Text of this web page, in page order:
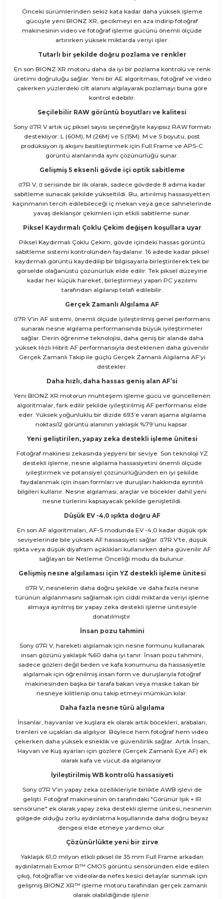
Önceki sürümlerinden sekiz kata kadar daha yüksek işleme
gücüyle yeni BIONZ XR, gecikmeyi en aza indirip fotoğraf
makinesinin video ve fotoğraf işleme gücünü önemli ölçüde
artırırken yüksek miktarda veriyi işler.
Tutarlı bir şekilde doğru pozlama ve renkler
En son BIONZ XR motoru daha da iyi bir pozlama kontrolü ve renk
üretimi doğruluğu sağlar. Yeni bir AE algoritması, fotoğraf ve video
çakerken yüzlerdeki cilt alanını algılayarak pozlamayı buna göre
kontrol edebilir.
Seçilebilir RAW görüntü boyutları ve kalitesi
Sony α7R V artık üç piksel sayısı seçeneğiyle kayıpsız RAW formatı
destekliyor: L (60M), M (26M) ve S (15M). M ve S boyutu, post
prodüksiyon iş akışını basitleştirmek için Full Frame ve APS-C
görüntü alanlarında aynı çözünürlüğü sunar.
Gelişmiş 5 eksenli gövde içi optik sabitleme
α7R V, α serisinde bir ilk olarak, sadece gövdede 8 adıma kadar
sabitleme sunacak şekilde yükseltildi. Bu, artırılmış hassasiyetten
kaçınmanın tercih edilebileceği iç mekan veya gece sahnelerinde
yavaş deklanşör çekimleri için etkili sabitleme sunar.
Piksel Kaydırmalı Çoklu Çekim değişen koşullara uyar
Piksel Kaydırmalı Çoklu Çekim, gövde içindeki hassas görüntü
sabitleme sistemi kontrolünden faydalanır. 16 adede kadar piksel
kaydırmalı görüntü kaydedilip bir bilgisayarla birleştirilerek tek bir
görselde olağanüstü çözünürlük elde edilir. Tek piksel düzeyine
kadar her küçük hareket, birleştirmeyi yapan PC yazılımı
tarafından algılanıp telafi edilebilir.
Gerçek Zamanlı Algılama AF
α7R V’in AF sistemi, önemli ölçüde iyileştirilmiş genel performans
sunarak nesne algılama performansında büyük iyileştirmeler
sağlar. Derin öğrenme teknolojisi, daha geniş bir alanda daha
yüksek Hızlı Hibrit AF performansıyla desteklenen daha güvenilir
Gerçek Zamanlı Takip ile güçlü Gerçek Zamanlı Algılama AF’yi
destekler.
Daha hızlı, daha hassas geniş alan AF’si
Yeni BIONZ XR motorun muhteşem işleme gücü ve güncellenen
algoritmalar, fark edilir şekilde iyileştirilmiş AF performansı elde
eder. Yüksek yoğunluklu bir dizide 693’e varan aşama algılama
noktası12 görüntü alanının yaklaşık %79’unu kapsar.
Yeni geliştirilen, yapay zeka destekli işleme ünitesi
Fotoğraf makinesi zekasında yepyeni bir seviye Son teknoloji YZ
destekli işleme, nesne algılama hassasiyetini önemli ölçüde
iyileştirmek ve potansiyel çözünürlüğünden en iyi şekilde
faydalanmak için insan formları ve duruşları hakkında ayrıntılı
bilgileri kullanır. Nesne algılaması; araçlar ve böcekler dahil yeni
nesne türlerini kapsayacak şekilde genişletildi.
Düşük EV -4,0 ışıkta doğru AF
En son AF algoritmaları, AF-S modunda EV -4,0 kadar düşük ışık
seviyelerinde bile yüksek AF hassasiyeti sağlar. α7R V’te, düşük
ışıkta veya düşük diyafram açıklıkları kullanırken daha güvenilir AF
sağlayan bir Netleme Önceliği modu da bulunur.
Gelişmiş nesne algılaması için YZ destekli işleme ünitesi
α7R V, nesnelerin daha doğru şekilde ve daha fazla nesne
türünün algılanmasını sağlamak için ciddi miktarda veriyi işleme
almaya ayrılmış bir yapay zeka destekli işleme ünitesiyle
donatılmıştır.
İnsan pozu tahmini
Sony α7R V, hareketi algılamak için nesne formunu kullanarak
insan gözünü yaklaşık %60 daha iyi tanır. İnsan pozu tahmini,
sadece gözleri değil beden ve kafa konumunu da hassasiyetle
algılamak için öğrenilmiş insan form ve duruşlarıyla fotoğraf
makinesinden başka bir tarafa bakan veya maske takan bir
nesneye kilitlenip onu takip etmeyi mümkün kılar.
Daha fazla nesne türü algılama
İnsanlar, hayvanlar ve kuşlara ek olarak artık böcekleri, arabaları,
trenleri ve uçakları da algılıyor. Böylece hem fotoğraf hem video
çekerken daha yüksek esneklik ve güvenilirlik sağlar. Artık İnsan,
Hayvan ve Kuş ayarları için gözlere (Gerçek Zamanlı Eye AF) ek
olarak kafa ve vücut da algılanıyor.
İyileştirilmiş WB kontrolü hassasiyeti
Sony α7R V’in yapay zeka özellikleriyle birlikte AWB işlevi de
gelişti. Fotoğraf makinesinin ön tarafındaki "Görünür Işık + IR
sensörüne" ek olarak yapay zeka destekli işleme ünitesi, nesnenin
gölgede olduğu zorlu aydınlatma koşullarında daha doğru beyaz
dengesi elde etmeye yardımcı olur.
Çözünürlükte yeni bir zirve
Yaklaşık 61,0 milyon etkili piksel ile 35 mm Full Frame arkadan
aydınlatmalı Exmor R™ CMOS görüntü sensöründen elde edilen
çıkış, fotoğraflar ve videolarda nefes kesici detaylar sunmak için
gelişmiş BIONZ XR™ işleme motoru tarafından gerçek zamanlı
olarak olabildiğinde işlenir.